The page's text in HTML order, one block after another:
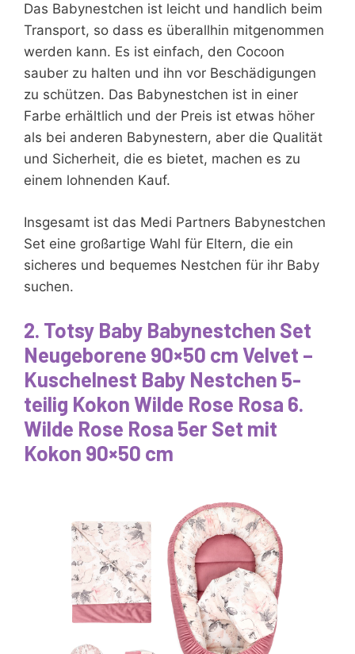
Das Babynestchen ist leicht und handlich beim
Transport, so dass es überallhin mitgenommen
werden kann. Es ist einfach, den Cocoon
sauber zu halten und ihn vor Beschädigungen
zu schützen. Das Babynestchen ist in einer
Farbe erhältlich und der Preis ist etwas höher
als bei anderen Babynestern, aber die Qualität
und Sicherheit, die es bietet, machen es zu
einem lohnenden Kauf.
Insgesamt ist das Medi Partners Babynestchen
Set eine großartige Wahl für Eltern, die ein
sicheres und bequemes Nestchen für ihr Baby
suchen.
2. Totsy Baby Babynestchen Set
Neugeborene 90×50 cm Velvet –
Kuschelnest Baby Nestchen 5-
teilig Kokon Wilde Rose Rosa 6.
Wilde Rose Rosa 5er Set mit
Kokon 90×50 cm